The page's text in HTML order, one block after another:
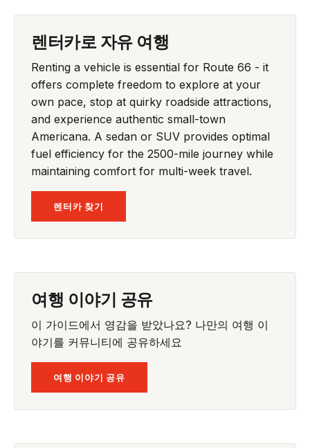
렌터카로 자유 여행
Renting a vehicle is essential for Route 66 - it
offers complete freedom to explore at your
own pace, stop at quirky roadside attractions,
and experience authentic small-town
Americana. A sedan or SUV provides optimal
fuel efficiency for the 2500-mile journey while
maintaining comfort for multi-week travel.
렌터카 찾기
여행 이야기 공유
이 가이드에서 영감을 받았나요? 나만의 여행 이
야기를 커뮤니티에 공유하세요
여행 이야기 공유